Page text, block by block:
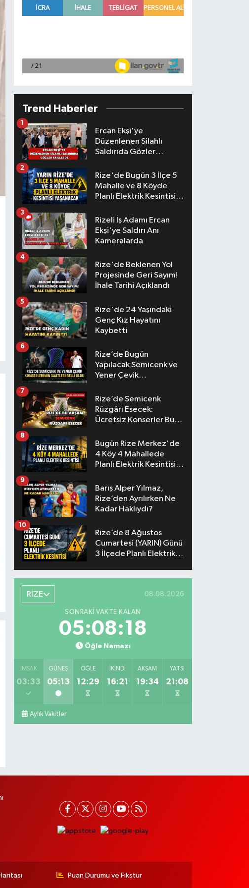
Trend Haberler
Ercan Ekşi'ye
Düzenlenen Silahlı
Saldırıda Gözler
1
Rize'de Bugün 3 İlçe 5
Mahalle ve 8 Köyde
Planlı Elektrik Kesintisi
2
Rizeli İş Adamı Ercan
Ekşi'ye Saldırı Anı
Kameralarda
3
Rize'de Beklenen Yol
Projesinde Geri Sayım!
İhale Tarihi Açıklandı
4
Rize'de 24 Yaşındaki
Genç Kız Hayatını
Kaybetti
5
Rize’de Bugün
Yapılacak Semicenk ve
Yener Çevik
Belli Oldu
6
Rize’de Semicenk
Rüzgârı Esecek:
Ücretsiz Konserler Bu
7
Bugün Rize Merkez'de
4 Köy 4 Mahallede
Planlı Elektrik Kesintisi
8
Barış Alper Yılmaz,
Rize’den Ayrılırken Ne
Kadar Haklıydı?
9
Rize’de 8 Ağustos
Cumartesi (YARIN) Günü
3 İlçede Planlı Elektrik
10
RİZE 08.08.2026
SONRAKI VAKTE KALAN
05:08:17
Öğle Namazı
İMSAK
03:33
GÜNEŞ
05:13
ÖĞLE
12:29
İKINDI
16:21
AKŞAM
19:34
YATSI
21:08
Aylık Vakitler
Puan Durumu ve Fikstür